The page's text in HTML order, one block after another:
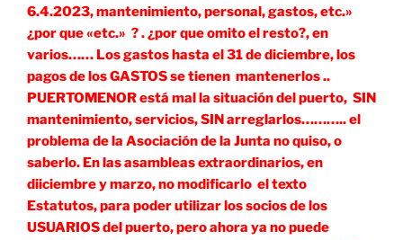
6.4.2023, mantenimiento, personal, gastos, etc.»
¿por que «etc.» ? . ¿por que omito el resto?, en
varios…… Los gastos hasta el 31 de diciembre, los
pagos de los GASTOS se tienen mantenerlos ..
PUERTOMENOR está mal la situación del puerto, SIN
mantenimiento, servicios, SIN arreglarlos……….. el
problema de la Asociación de la Junta no quiso, o
saberlo. En las asambleas extraordinarios, en
diiciembre y marzo, no modificarlo el texto
Estatutos, para poder utilizar los socios de los
USUARIOS del puerto, pero ahora ya no puede